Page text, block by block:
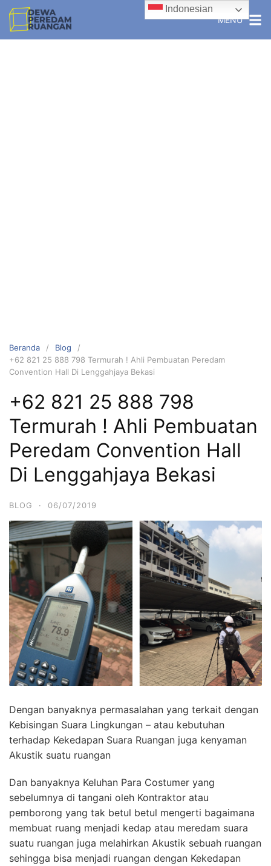
MENU
Beranda
Blog
+62 821 25 888 798 Termurah ! Ahli Pembuatan Peredam
Convention Hall Di Lenggahjaya Bekasi
+62 821 25 888 798
Termurah ! Ahli Pembuatan
Peredam Convention Hall
Di Lenggahjaya Bekasi
BLOG · 06/07/2019
Dengan banyaknya permasalahan yang terkait dengan
Kebisingan Suara Lingkungan – atau kebutuhan
terhadap Kekedapan Suara Ruangan juga kenyaman
Akustik suatu ruangan
Dan banyaknya Keluhan Para Costumer yang
sebelumnya di tangani oleh Kontraktor atau
pemborong yang tak betul betul mengerti bagaimana
membuat ruang menjadi kedap atau meredam suara
suatu ruangan juga melahirkan Akustik sebuah ruangan
sehingga bisa menjadi ruangan dengan Kekedapan
Indonesian